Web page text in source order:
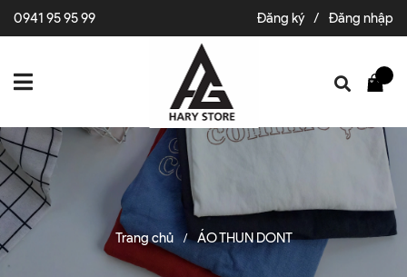
0941 95 95 99 Đăng ký / Đăng nhập
Trang chủ / ÁO THUN DONT